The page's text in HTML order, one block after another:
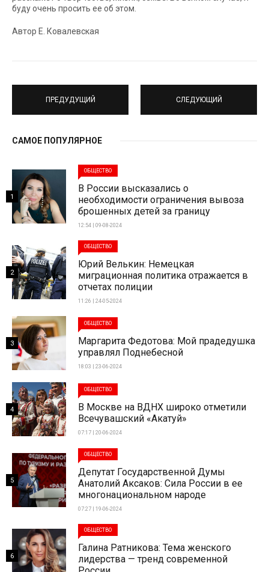
буду очень просить ее об этом.
Автор Е. Ковалевская
ПРЕДУДУЩИЙ СЛЕДУЮЩИЙ
САМОЕ ПОПУЛЯРНОЕ
ОБЩЕСТВО
В России высказались о
необходимости ограничения вывоза
брошенных детей за границу
12:54 | 09-08-2024
1
ОБЩЕСТВО
Юрий Велькин: Немецкая
миграционная политика отражается в
отчетах полиции
11:26 | 24-05-2024
2
ОБЩЕСТВО
Маргарита Федотова: Мой прадедушка
управлял Поднебесной
18:03 | 23-06-2024
3
ОБЩЕСТВО
В Москве на ВДНХ широко отметили
Всечувашский «Акатуй»
07:17 | 20-06-2024
4
ОБЩЕСТВО
Депутат Государственной Думы
Анатолий Аксаков: Сила России в ее
многонациональном народе
07:27 | 19-06-2024
5
ОБЩЕСТВО
Галина Ратникова: Тема женского
лидерства — тренд современной
6